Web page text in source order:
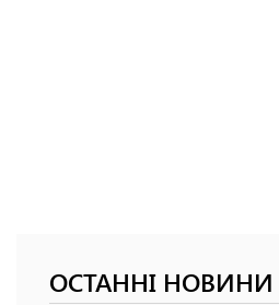
ОСТАННІ НОВИНИ